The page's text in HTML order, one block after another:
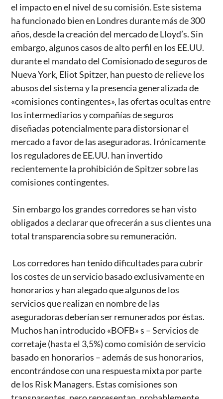
el impacto en el nivel de su comisión. Este sistema
ha funcionado bien en Londres durante más de 300
años, desde la creación del mercado de Lloyd’s. Sin
embargo, algunos casos de alto perfil en los EE.UU.
durante el mandato del Comisionado de seguros de
Nueva York, Eliot Spitzer, han puesto de relieve los
abusos del sistema y la presencia generalizada de
«comisiones contingentes», las ofertas ocultas entre
los intermediarios y compañías de seguros
diseñadas potencialmente para distorsionar el
mercado a favor de las aseguradoras. Irónicamente
los reguladores de EE.UU. han invertido
recientemente la prohibición de Spitzer sobre las
comisiones contingentes.
Sin embargo los grandes corredores se han visto
obligados a declarar que ofrecerán a sus clientes una
total transparencia sobre su remuneración.
Los corredores han tenido dificultades para cubrir
los costes de un servicio basado exclusivamente en
honorarios y han alegado que algunos de los
servicios que realizan en nombre de las
aseguradoras deberían ser remunerados por éstas.
Muchos han introducido «BOFB» s – Servicios de
corretaje (hasta el 3,5%) como comisión de servicio
basado en honorarios – además de sus honorarios,
encontrándose con una respuesta mixta por parte
de los Risk Managers. Estas comisiones son